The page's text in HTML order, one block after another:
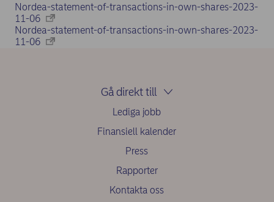
Nordea-statement-of-transactions-in-own-shares-2023-
11-06
Nordea-statement-of-transactions-in-own-shares-2023-
11-06
Gå direkt till
Lediga jobb
Finansiell kalender
Press
Rapporter
Kontakta oss